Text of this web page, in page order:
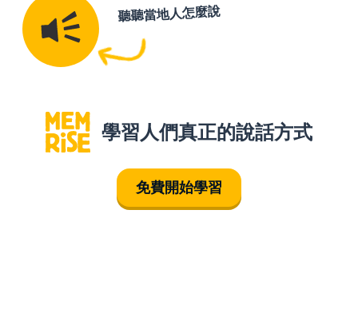
聽聽當地人怎麼說
學習人們真正的說話方式
免費開始學習